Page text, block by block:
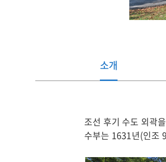
소개
조선 후기 수도 외곽
수부는 1631년(인조